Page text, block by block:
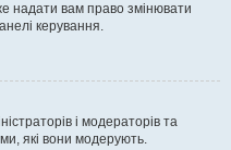
надати вам право змінювати
керування.
і модераторів та
які вони модерують.